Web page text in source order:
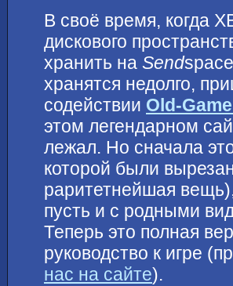
В своё время, когда
дискового
хранить на Send
хранятся недолго,
содействии Old-
этом легендарном
лежал. Но сначала
которой были
раритетнейшая
пусть и с родными
Теперь это полная
руководство к игре
нас на сайте).